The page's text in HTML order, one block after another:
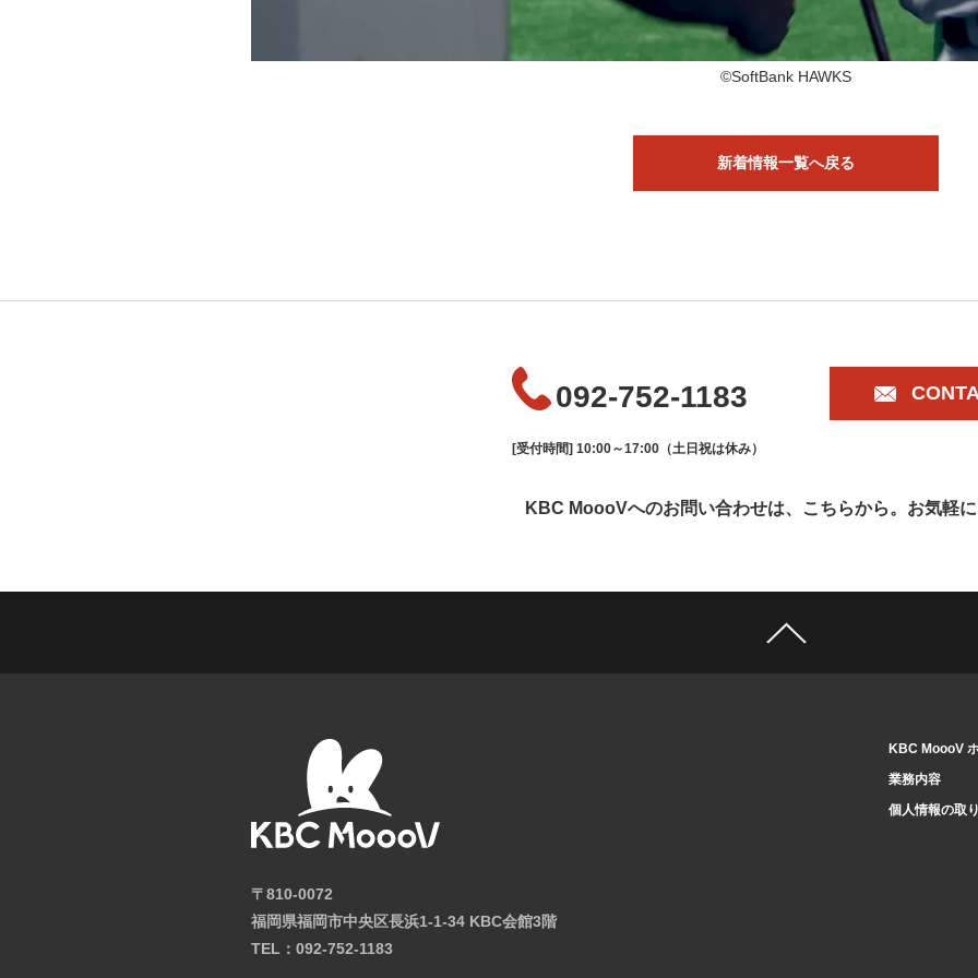
©SoftBank HAWKS
新着情報一覧へ戻る
092-752-1183
[受付時間] 10:00～17:00（土日祝は休み）
KBC MoooVへのお問い合わせは、こちらから。 お気軽
〒810-0072
福岡県福岡市中央区長浜1-1-34 KBC会館3階
TEL：092-752-1183
KBC MoooV
業務内容
個人情報の取